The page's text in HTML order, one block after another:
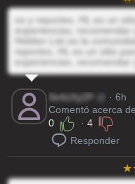
os y reportes, HL es un
experiencias, recomendar
Hidden List es la
reportes, HL es un sitio
experiencias, recomendar
0e4zXy2P
· 6h
Comentó acerca de
0
·4
Responder